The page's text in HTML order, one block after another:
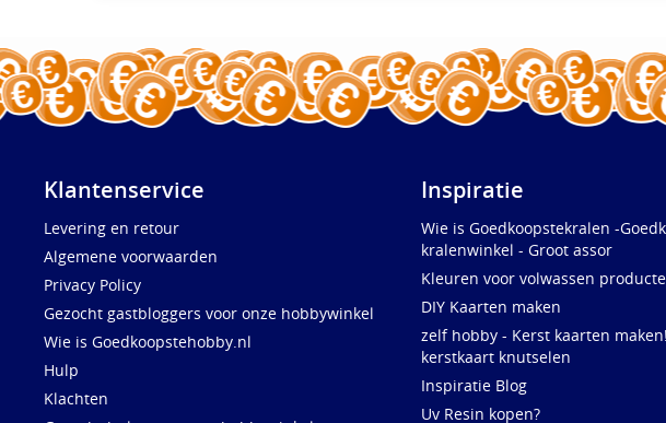
Klantenservice
Levering en retour
Algemene voorwaarden
Privacy Policy
Gezocht gastbloggers voor onze hobbywinkel
Wie is Goedkoopstehobby.nl
Hulp
Klachten
Inspiratie
Wie is Goedkoopstekralen -
kralenwinkel - Groot assor
Kleuren voor volwassen
DIY Kaarten maken
zelf hobby - Kerst kaarten
kerstkaart knutselen
Inspiratie Blog
Uv Resin kopen?